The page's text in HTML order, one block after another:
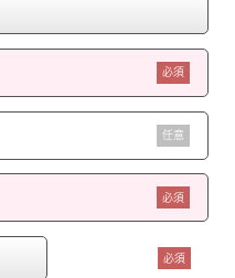
必須
任意
必須
必須